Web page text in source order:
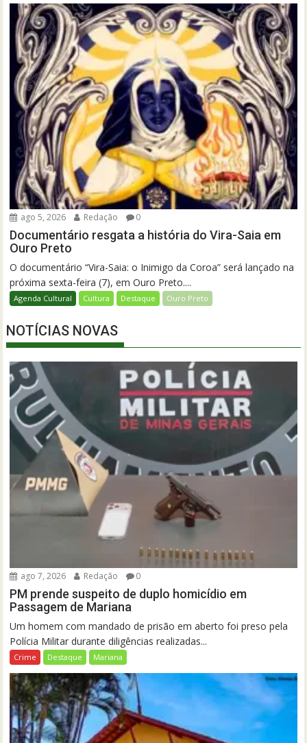
ago 5, 2026 Redação 0
Documentário resgata a história do Vira-Saia em
Ouro Preto
O documentário “Vira-Saia: o Inimigo da Coroa” será lançado na
próxima sexta-feira (7), em Ouro Preto....
Agenda Cultural Cultura Destaque Ouro Preto
NOTÍCIAS NOVAS
ago 7, 2026 Redação 0
PM prende suspeito de duplo homicídio em
Passagem de Mariana
Um homem com mandado de prisão em aberto foi preso pela
Polícia Militar durante diligências realizadas...
Crime Destaque Mariana